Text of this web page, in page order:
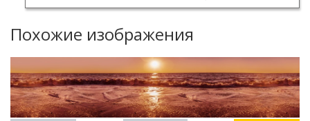
Похожие изображения